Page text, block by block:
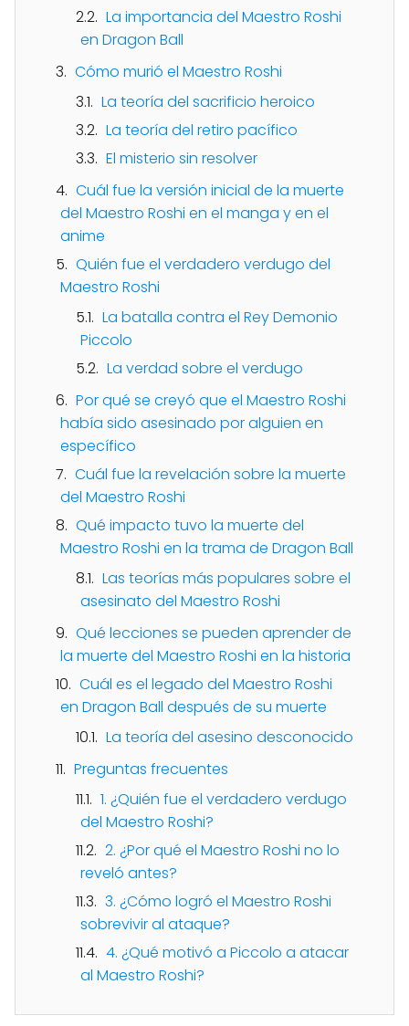
La importancia del Maestro Roshi
en Dragon Ball
Cómo murió el Maestro Roshi
La teoría del sacrificio heroico
La teoría del retiro pacífico
El misterio sin resolver
Cuál fue la versión inicial de la muerte
del Maestro Roshi en el manga y en el
anime
Quién fue el verdadero verdugo del
Maestro Roshi
La batalla contra el Rey Demonio
Piccolo
La verdad sobre el verdugo
Por qué se creyó que el Maestro Roshi
había sido asesinado por alguien en
específico
Cuál fue la revelación sobre la muerte
del Maestro Roshi
Qué impacto tuvo la muerte del
Maestro Roshi en la trama de Dragon Ball
Las teorías más populares sobre el
asesinato del Maestro Roshi
Qué lecciones se pueden aprender de
la muerte del Maestro Roshi en la historia
Cuál es el legado del Maestro Roshi
en Dragon Ball después de su muerte
La teoría del asesino desconocido
Preguntas frecuentes
1. ¿Quién fue el verdadero verdugo
del Maestro Roshi?
2. ¿Por qué el Maestro Roshi no lo
reveló antes?
3. ¿Cómo logró el Maestro Roshi
sobrevivir al ataque?
4. ¿Qué motivó a Piccolo a atacar
al Maestro Roshi?